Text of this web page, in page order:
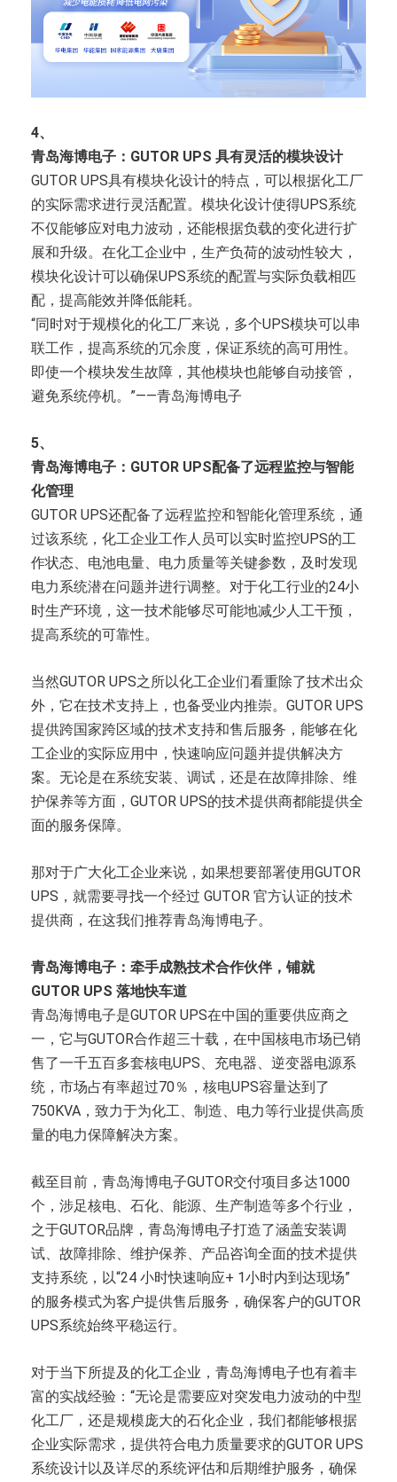
4、
青岛海博电子：GUTOR UPS 具有灵活的模块设计
GUTOR UPS具有模块化设计的特点，可以根据化工厂
的实际需求进行灵活配置。模块化设计使得UPS系统
不仅能够应对电力波动，还能根据负载的变化进行扩
展和升级。在化工企业中，生产负荷的波动性较大，
模块化设计可以确保UPS系统的配置与实际负载相匹
配，提高能效并降低能耗。
“同时对于规模化的化工厂来说，多个UPS模块可以串
联工作，提高系统的冗余度，保证系统的高可用性。
即使一个模块发生故障，其他模块也能够自动接管，
避免系统停机。”——青岛海博电子
5、
青岛海博电子：GUTOR UPS配备了远程监控与智能
化管理
GUTOR UPS还配备了远程监控和智能化管理系统，通
过该系统，化工企业工作人员可以实时监控UPS的工
作状态、电池电量、电力质量等关键参数，及时发现
电力系统潜在问题并进行调整。对于化工行业的24小
时生产环境，这一技术能够尽可能地减少人工干预，
提高系统的可靠性。
当然GUTOR UPS之所以化工企业们看重除了技术出众
外，它在技术支持上，也备受业内推崇。GUTOR UPS
提供跨国家跨区域的技术支持和售后服务，能够在化
工企业的实际应用中，快速响应问题并提供解决方
案。无论是在系统安装、调试，还是在故障排除、维
护保养等方面，GUTOR UPS的技术提供商都能提供全
面的服务保障。
那对于广大化工企业来说，如果想要部署使用GUTOR
UPS，就需要寻找一个经过 GUTOR 官方认证的技术
提供商，在这我们推荐青岛海博电子。
青岛海博电子：牵手成熟技术合作伙伴，铺就
GUTOR UPS 落地快车道
青岛海博电子是GUTOR UPS在中国的重要供应商之
一，它与GUTOR合作超三十载，在中国核电市场已销
售了一千五百多套核电UPS、充电器、逆变器电源系
统，市场占有率超过70％，核电UPS容量达到了
750KVA，致力于为化工、制造、电力等行业提供高质
量的电力保障解决方案。
截至目前，青岛海博电子GUTOR交付项目多达1000
个，涉足核电、石化、能源、生产制造等多个行业，
之于GUTOR品牌，青岛海博电子打造了涵盖安装调
试、故障排除、维护保养、产品咨询全面的技术提供
支持系统，以“24 小时快速响应+ 1小时内到达现场”
的服务模式为客户提供售后服务，确保客户的GUTOR
UPS系统始终平稳运行。
对于当下所提及的化工企业，青岛海博电子也有着丰
富的实战经验：“无论是需要应对突发电力波动的中型
化工厂，还是规模庞大的石化企业，我们都能够根据
企业实际需求，提供符合电力质量要求的GUTOR UPS
系统设计以及详尽的系统评估和后期维护服务，确保